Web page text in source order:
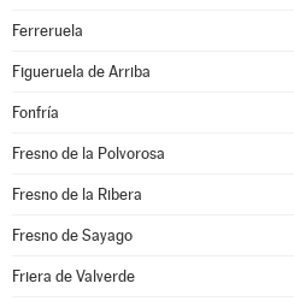
Ferreruela
Figueruela de Arriba
Fonfría
Fresno de la Polvorosa
Fresno de la Ribera
Fresno de Sayago
Friera de Valverde